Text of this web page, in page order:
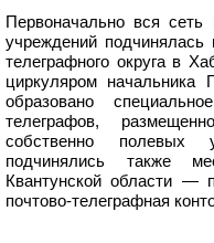
Первоначально вся
учреждений подчинялась
телеграфного округа в
циркуляром
образовано
телеграфов,
собственно полевых
подчинялись также
Квантунской области —
почтово-телеграфная